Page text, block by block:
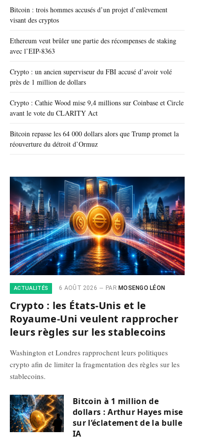
Bitcoin : trois hommes accusés d’un projet d’enlèvement
visant des cryptos
Ethereum veut brûler une partie des récompenses de staking
avec l’EIP-8363
Crypto : un ancien superviseur du FBI accusé d’avoir volé
près de 1 million de dollars
Crypto : Cathie Wood mise 9,4 millions sur Coinbase et Circle
avant le vote du CLARITY Act
Bitcoin repasse les 64 000 dollars alors que Trump promet la
réouverture du détroit d’Ormuz
ACTUALITÉS 6 AOÛT 2026 PAR MOSENGO LÉON
Crypto : les États-Unis et le
Royaume-Uni veulent rapprocher
leurs règles sur les stablecoins
Washington et Londres rapprochent leurs politiques
crypto afin de limiter la fragmentation des règles sur les
stablecoins.
Bitcoin à 1 million de
dollars : Arthur Hayes mise
sur l’éclatement de la bulle
IA